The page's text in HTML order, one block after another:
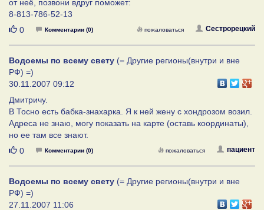
от неё, позвони вдруг поможет:
8-813-786-52-13
Нравится
0 Комментарии (0) Сестрорецкий
пожаловаться
Водоемы по всему свету (= Другие регионы(внутри и вне
РФ) =)
30.11.2007 09:12
Дмитричу.
В Тосно есть бабка-знахарка. Я к ней жену с хондрозом возил.
Адреса не знаю, могу показать на карте (оставь координаты),
но ее там все знают.
Нравится
0 Комментарии (0) пациент
пожаловаться
Водоемы по всему свету (= Другие регионы(внутри и вне
РФ) =)
27.11.2007 11:06